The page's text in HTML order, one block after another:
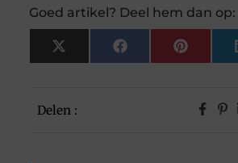
Delen :
Goed artikel? Deel hem dan op:
X
(Twitter)
Facebook